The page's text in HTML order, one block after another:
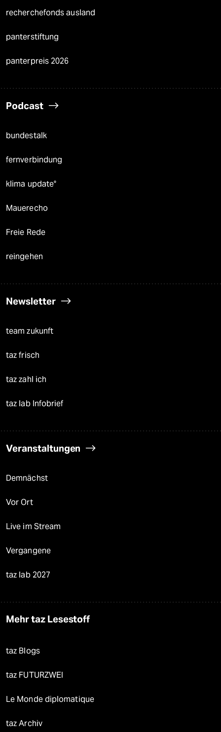
recherchefonds ausland
panterstiftung
panterpreis 2026
Podcast
bundestalk
fernverbindung
klima update°
Mauerecho
Freie Rede
reingehen
Newsletter
team zukunft
taz frisch
taz zahl ich
taz lab Infobrief
Veranstaltungen
Demnächst
Vor Ort
Live im Stream
Vergangene
taz lab 2027
Mehr taz Lesestoff
taz Blogs
taz FUTURZWEI
Le Monde diplomatique
taz Archiv